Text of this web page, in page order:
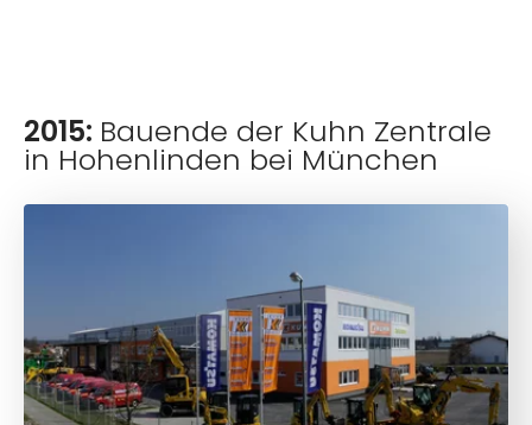
2015: Bauende der Kuhn Zentrale
in Hohenlinden bei München